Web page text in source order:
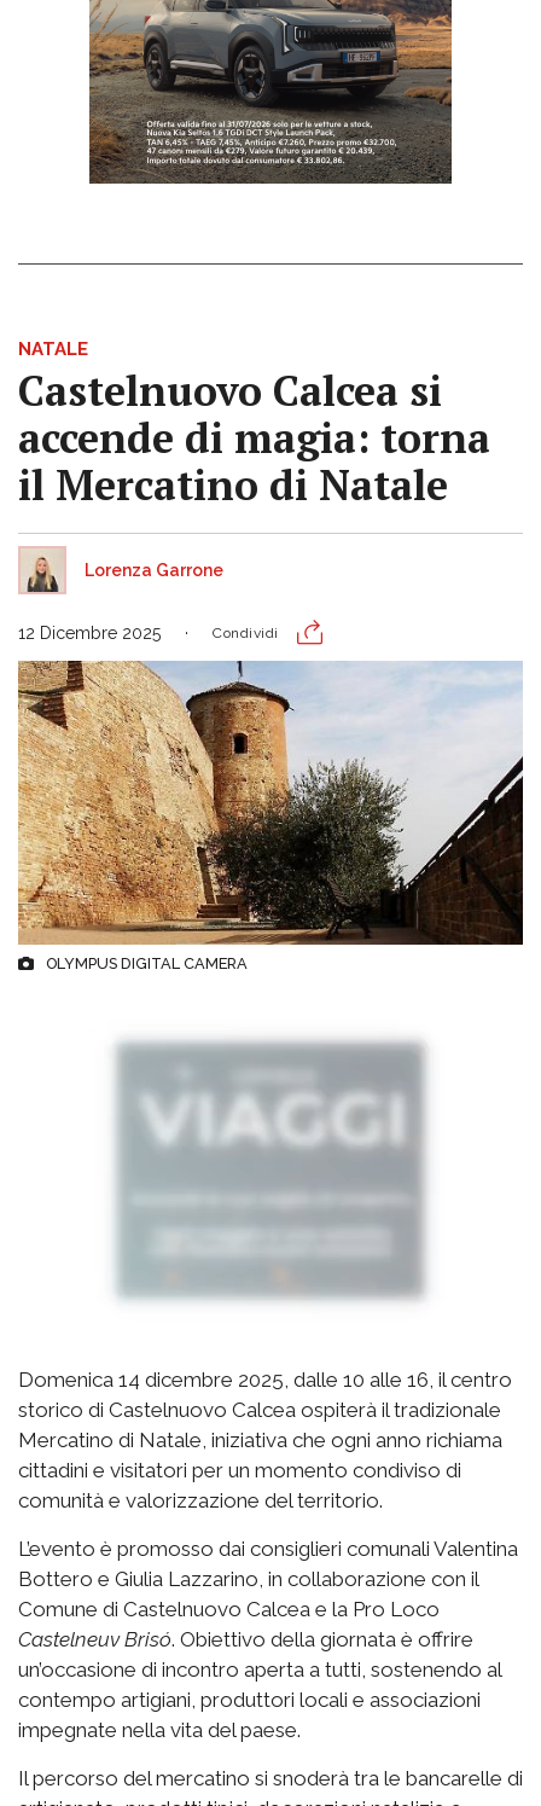
NATALE
Castelnuovo Calcea si
accende di magia: torna
il Mercatino di Natale
Lorenza Garrone
12 Dicembre 2025 Condividi
OLYMPUS DIGITAL CAMERA
Domenica 14 dicembre 2025, dalle 10 alle 16, il centro
storico di Castelnuovo Calcea ospiterà il tradizionale
Mercatino di Natale, iniziativa che ogni anno richiama
cittadini e visitatori per un momento condiviso di
comunità e valorizzazione del territorio.
L’evento è promosso dai consiglieri comunali Valentina
Bottero e Giulia Lazzarino, in collaborazione con il
Comune di Castelnuovo Calcea e la Pro Loco
Castelneuv Brisó. Obiettivo della giornata è offrire
un’occasione di incontro aperta a tutti, sostenendo al
contempo artigiani, produttori locali e associazioni
impegnate nella vita del paese.
Il percorso del mercatino si snoderà tra le bancarelle di